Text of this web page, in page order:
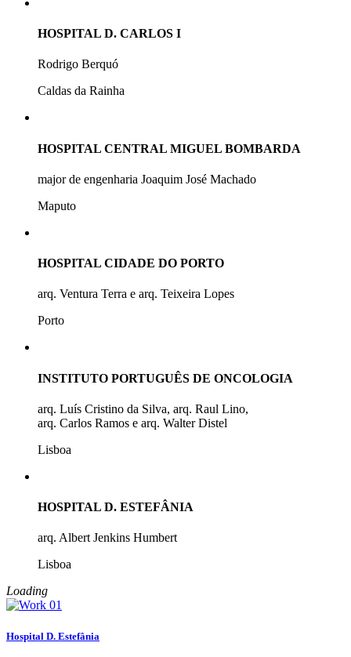
HOSPITAL D. CARLOS I
Rodrigo Berquó
Caldas da Rainha
HOSPITAL CENTRAL MIGUEL BOMBARDA
major de engenharia Joaquim José Machado
Maputo
HOSPITAL CIDADE DO PORTO
arq. Ventura Terra e arq. Teixeira Lopes
Porto
INSTITUTO PORTUGUÊS DE ONCOLOGIA
arq. Luís Cristino da Silva, arq. Raul Lino,
arq. Carlos Ramos e arq. Walter Distel
Lisboa
HOSPITAL D. ESTEFÂNIA
arq. Albert Jenkins Humbert
Lisboa
Loading
Hospital D. Estefânia